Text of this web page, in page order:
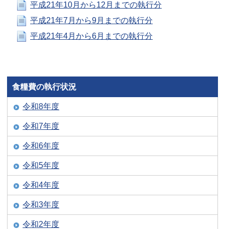
平成21年10月から12月までの執行分
平成21年7月から9月までの執行分
平成21年4月から6月までの執行分
食糧費の執行状況
令和8年度
令和7年度
令和6年度
令和5年度
令和4年度
令和3年度
令和2年度